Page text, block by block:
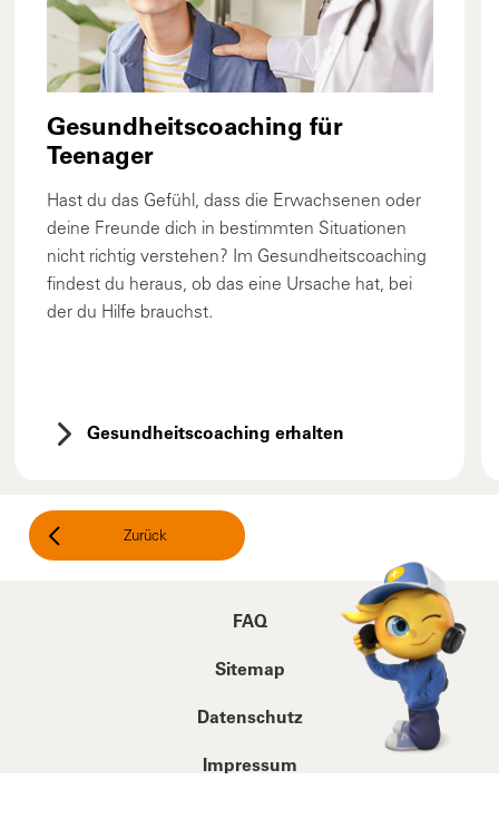
Gesundheitscoaching für
Teenager
Hast du das Gefühl, dass die Erwachsenen oder
deine Freunde dich in bestimmten Situationen
nicht richtig verstehen? Im Gesundheitscoaching
findest du heraus, ob das eine Ursache hat, bei
der du Hilfe brauchst.
Gesundheitscoaching erhalten
Zurück
FAQ
Sitemap
Datenschutz
Impressum